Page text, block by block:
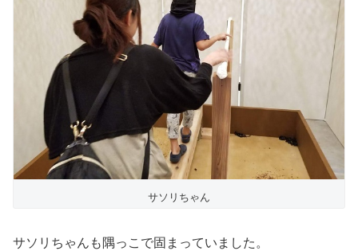
サソリちゃん
サソリちゃんも隅っこで固まっていました。